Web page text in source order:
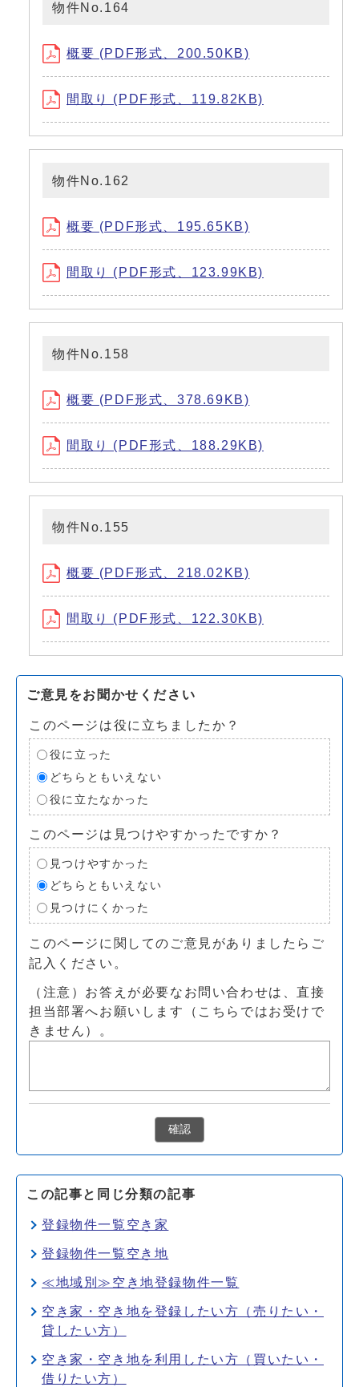
物件No.164
概要 (PDF形式、200.50KB)
間取り (PDF形式、119.82KB)
物件No.162
概要 (PDF形式、195.65KB)
間取り (PDF形式、123.99KB)
物件No.158
概要 (PDF形式、378.69KB)
間取り (PDF形式、188.29KB)
物件No.155
概要 (PDF形式、218.02KB)
間取り (PDF形式、122.30KB)
ご意見をお聞かせください
このページは役に立ちましたか？
役に立った
どちらともいえない
役に立たなかった
このページは見つけやすかったですか？
見つけやすかった
どちらともいえない
見つけにくかった
このページに関してのご意見がありましたらご
記入ください。
（注意）お答えが必要なお問い合わせは、直接
担当部署へお願いします（こちらではお受けで
きません）。
確認
この記事と同じ分類の記事
登録物件一覧空き家
登録物件一覧空き地
≪地域別≫空き地登録物件一覧
空き家・空き地を登録したい方（売りたい・
貸したい方）
空き家・空き地を利用したい方（買いたい・
借りたい方）